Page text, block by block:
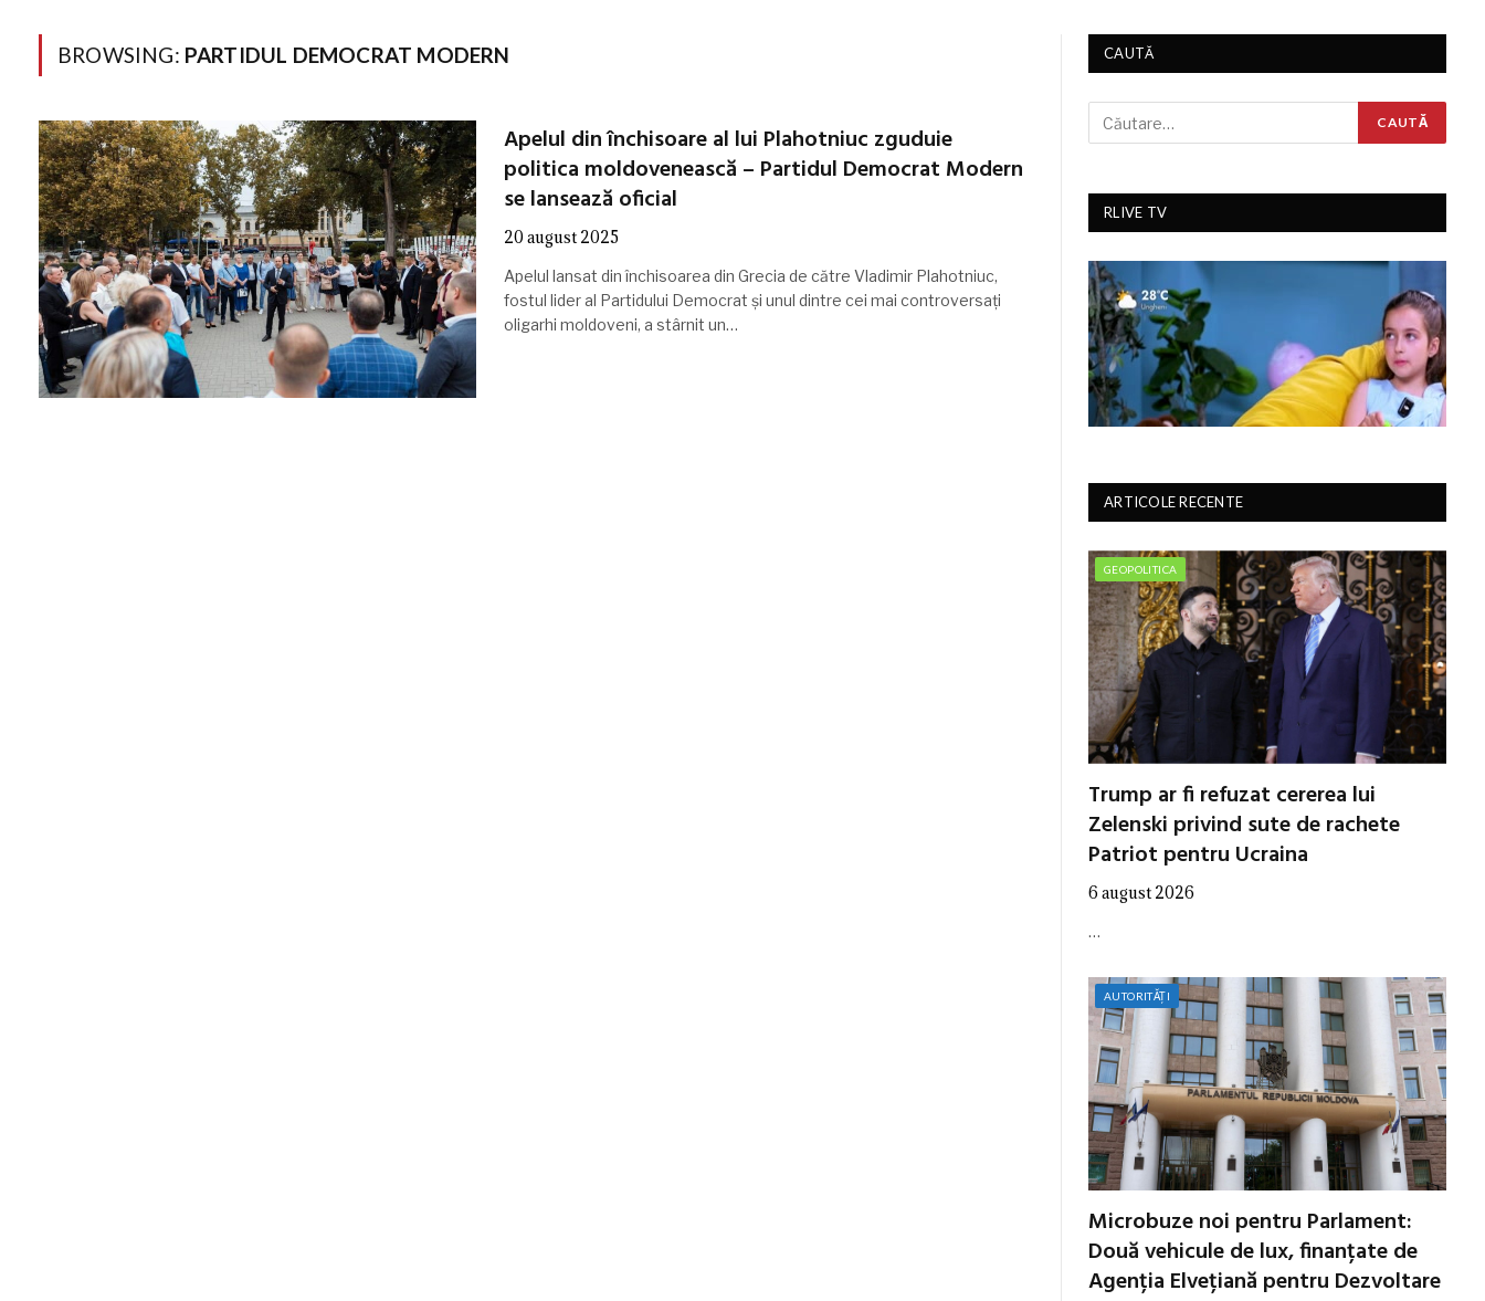
BROWSING: PARTIDUL DEMOCRAT MODERN
Apelul din închisoare al lui Plahotniuc zguduie
politica moldovenească – Partidul Democrat Modern
se lansează oficial
20 august 2025
Apelul lansat din închisoarea din Grecia de către Vladimir Plahotniuc,
fostul lider al Partidului Democrat și unul dintre cei mai controversați
oligarhi moldoveni, a stârnit un…
CAUTĂ
RLIVE TV
ARTICOLE RECENTE
GEOPOLITICA
Trump ar fi refuzat cererea lui
Zelenski privind sute de rachete
Patriot pentru Ucraina
6 august 2026
…
AUTORITĂȚI
Microbuze noi pentru Parlament:
Două vehicule de lux, finanțate de
Agenția Elvețiană pentru Dezvoltare